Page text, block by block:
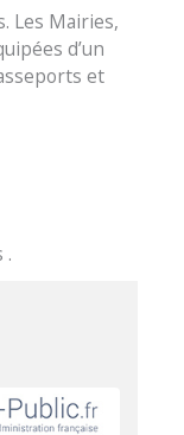
Les Mairies,
d’un
et
.